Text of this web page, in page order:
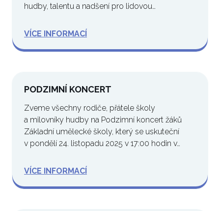
hudby, talentu a nadšení pro lidovou…
VÍCE INFORMACÍ
PODZIMNÍ KONCERT
Zveme všechny rodiče, přátele školy
a milovníky hudby na Podzimní koncert žáků
Základní umělecké školy, který se uskuteční
v pondělí 24. listopadu 2025 v 17:00 hodin v…
VÍCE INFORMACÍ